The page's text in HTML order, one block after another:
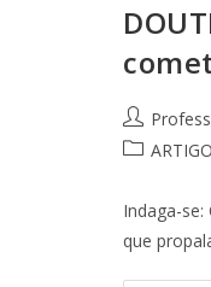
Indaga-
que